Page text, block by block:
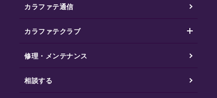
カラファテ通信
カラファテクラブ
修理・メンテナンス
相談する